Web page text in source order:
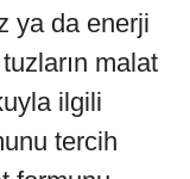
ya da enerji
malat
ilgili
tercih